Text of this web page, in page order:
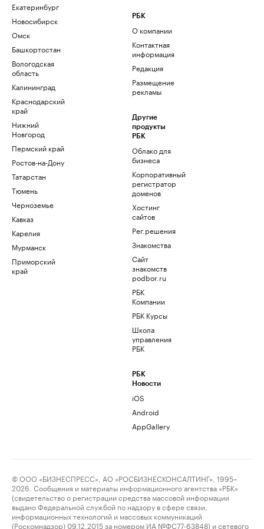
Екатеринбург
Новосибирск
Омск
Башкортостан
Вологодская
область
Калининград
Краснодарский
край
Нижний
Новгород
Пермский край
Ростов-на-Дону
Татарстан
Тюмень
Черноземье
Кавказ
Карелия
Мурманск
Приморский
край
РБК
О компании
Контактная
информация
Редакция
Размещение
рекламы
Другие
продукты
РБК
Облако для
бизнеса
Корпоративный
регистратор
доменов
Хостинг
сайтов
Рег.решения
Знакомства
Сайт
знакомств
podbor.ru
РБК
Компании
РБК Курсы
Школа
управления
РБК
РБК
Новости
iOS
Android
AppGallery
© ООО «БИЗНЕСПРЕСС», АО «РОСБИЗНЕСКОНСАЛТИНГ», 1995–
2026. Сообщения и материалы информационного агентства «РБК»
(свидетельство о регистрации средства массовой информации
выдано Федеральной службой по надзору в сфере связи,
информационных технологий и массовых коммуникаций
(Роскомнадзор) 09.12.2015 за номером ИА №ФС77-63848) и сетевого